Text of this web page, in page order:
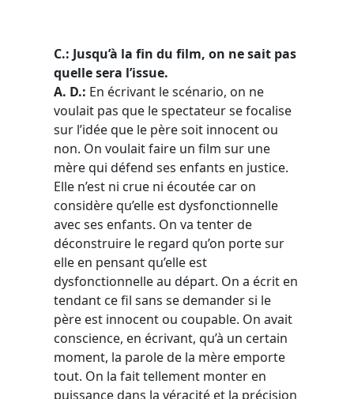
C.: Jusqu’à la fin du film, on ne sait pas
quelle sera l’issue.
A. D.: En écrivant le scénario, on ne
voulait pas que le spectateur se focalise
sur l’idée que le père soit innocent ou
non. On voulait faire un film sur une
mère qui défend ses enfants en justice.
Elle n’est ni crue ni écoutée car on
considère qu’elle est dysfonctionnelle
avec ses enfants. On va tenter de
déconstruire le regard qu’on porte sur
elle en pensant qu’elle est
dysfonctionnelle au départ. On a écrit en
tendant ce fil sans se demander si le
père est innocent ou coupable. On avait
conscience, en écrivant, qu’à un certain
moment, la parole de la mère emporte
tout. On la fait tellement monter en
puissance dans la véracité et la précision